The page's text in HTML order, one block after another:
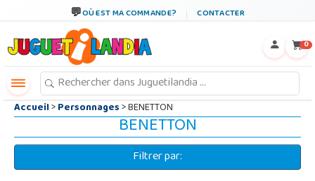
OÙ EST MA COMMANDE? CONTACTER
0
Accueil>Personnages> BENETTON
BENETTON
Filtrer par: